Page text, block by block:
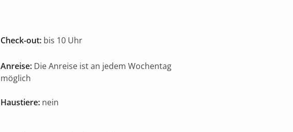
Check-out: bis 10 Uhr
Anreise: Die Anreise ist an jedem Wochentag
möglich
Haustiere: nein